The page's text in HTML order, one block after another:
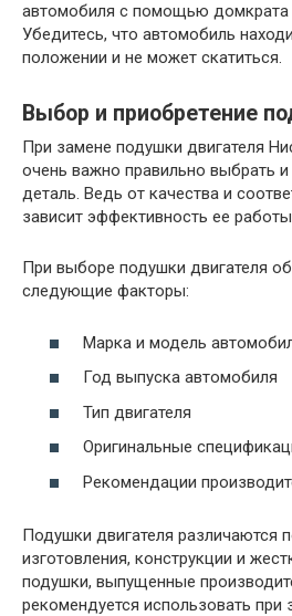
автомобиля с помощью домкрата
Убедитесь, что автомобиль
положении и не может скатиться.
Выбор и приобретение
При замене подушки двигателя
очень важно правильно выбрать
деталь. Ведь от качества и
зависит эффективность ее
При выборе подушки двигателя
следующие факторы:
Марка и модель
Год выпуска автомобиля
Тип двигателя
Оригинальные
Рекомендации
Подушки двигателя различаются
изготовления, конструкции и
подушки, выпущенные
рекомендуется использовать при